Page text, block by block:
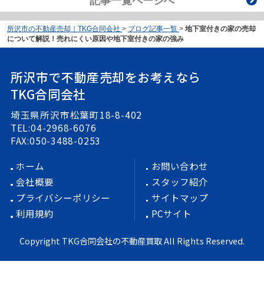
所沢市の不動産売却｜TKG合同会社 > ブログ記事一覧 > 地下室付きの家の売却
について解説！売れにくい原因や地下室付きの家の強み
所沢市で不動産売却をお考えなら
TKG合同会社
埼玉県所沢市松葉町18-8-402
TEL:04-2968-6076
FAX:050-3488-0253
ホーム
会社概要
プライバシーポリシー
利用規約
お問い合わせ
スタッフ紹介
サイトマップ
PCサイト
Copyright TKG合同会社の不動産買取 All Rights Reserved.